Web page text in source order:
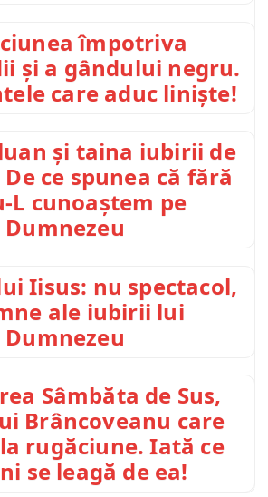
împotriva
și a gândului negru.
care aduc liniște!
și taina iubirii de
ce spunea că fără
L cunoaștem pe
Dumnezeu
Iisus: nu spectacol,
ale iubirii lui
Dumnezeu
Sâmbăta de Sus,
Brâncoveanu care
rugăciune. Iată ce
se leagă de ea!